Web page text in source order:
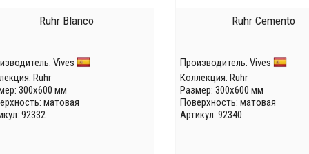
Ruhr Blanco
Vives
Ruhr
300x600 мм
матовая
92332
Ruhr Cemento
Производитель: Vives
Коллекция: Ruhr
Размер: 300x600 мм
Поверхность: матовая
Артикул: 92340